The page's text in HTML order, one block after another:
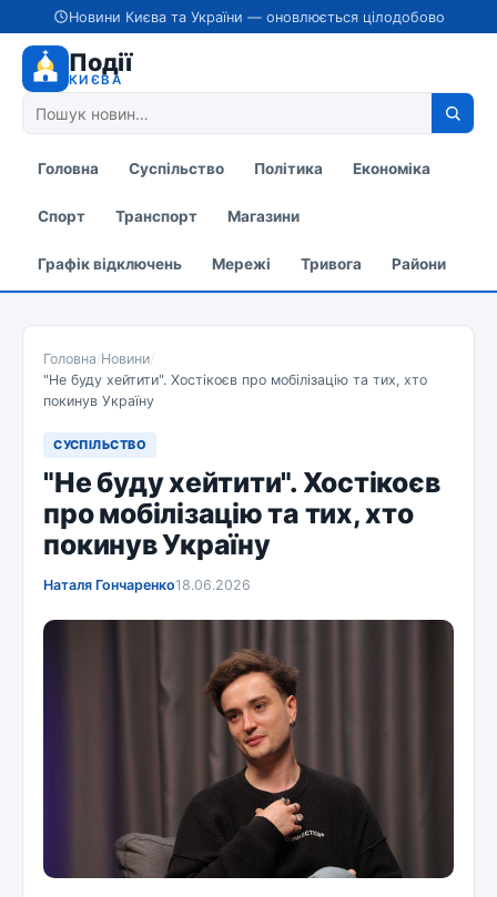
Новини Києва та України — оновлюється цілодобово
Події
КИЄВА
Головна Суспільство Політика Економіка
Спорт Транспорт Магазини
Графік відключень Мережі Тривога Райони
Головна/Новини/
"Не буду хейтити". Хостікоєв про мобілізацію та тих, хто
покинув Україну
СУСПІЛЬСТВО
"Не буду хейтити". Хостікоєв
про мобілізацію та тих, хто
покинув Україну
Наталя Гончаренко18.06.2026